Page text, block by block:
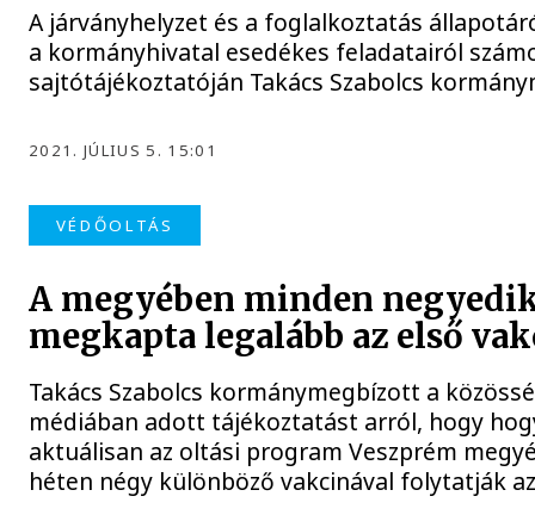
A járványhelyzet és a foglalkoztatás
a kormányhivatal esedékes feladatairól
sajtótájékoztatóján Takács Szabolcs
2021. JÚLIUS 5. 15:01
VÉDŐOLTÁS
A megyében minden
megkapta legalább az első
Takács Szabolcs kormánymegbízott a
médiában adott tájékoztatást arról, hogy
aktuálisan az oltási program Veszprém
héten négy különböző vakcinával folytatják